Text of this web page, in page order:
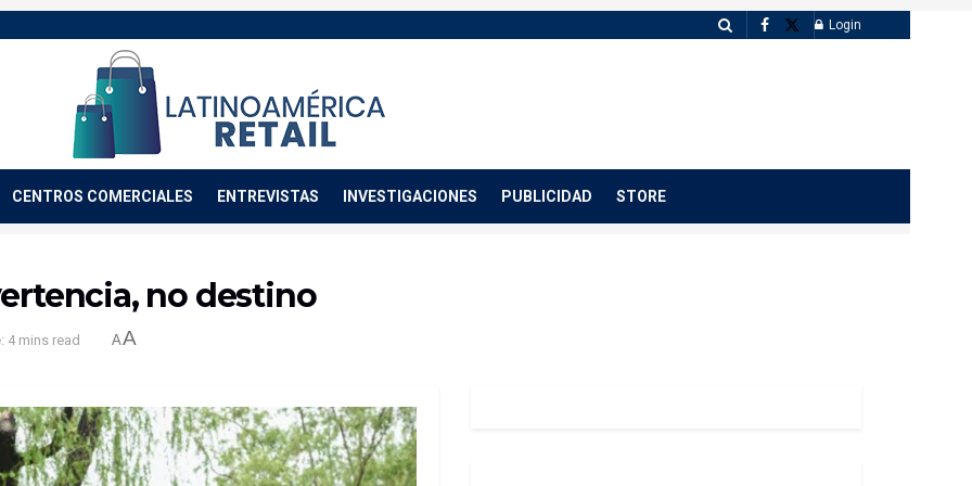
Login
CENTROS COMERCIALES ENTREVISTAS INVESTIGACIONES PUBLICIDAD STORE
no destino
4 mins read AA